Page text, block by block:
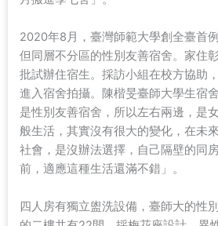
2020年8月，臺灣師範大學創全臺首
但同層不分區的性別友善宿舍。家住
批試辦住宿生。採訪小組在校方協助
進入宿舍拍攝。陳楷旻臺師大學生宿
是性別友善宿舍，所以左右兩邊，是
般生活，其實沒有很大的變化，在未
社會，是沒辦法選擇，自己隔壁的同
前，適應這種生活還滿不錯」。
四人房有獨立盥洗設備，臺師大的性